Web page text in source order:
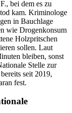
bei dem es zu
kam. Kriminologe
in Bauchlage
wie Drogenkonsum
Holzpritschen
sollen. Laut
bleiben, sonst
Stelle zur
seit 2019,
fest.